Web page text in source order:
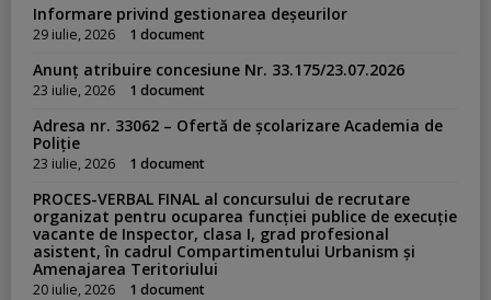
Informare privind gestionarea deșeurilor
29 iulie, 2026 1 document
Anunț atribuire concesiune Nr. 33.175/23.07.2026
23 iulie, 2026 1 document
Adresa nr. 33062 – Ofertă de școlarizare Academia de
Poliție
23 iulie, 2026 1 document
PROCES-VERBAL FINAL al concursului de recrutare
organizat pentru ocuparea funcției publice de execuție
vacante de Inspector, clasa I, grad profesional
asistent, în cadrul Compartimentului Urbanism și
Amenajarea Teritoriului
20 iulie, 2026 1 document